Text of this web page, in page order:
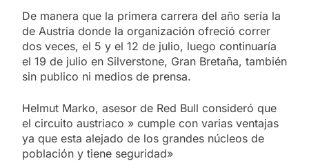
De manera que la primera carrera del año sería la
de Austria donde la organización ofreció correr
dos veces, el 5 y el 12 de julio, luego continuaría
el 19 de julio en Silverstone, Gran Bretaña, también
sin publico ni medios de prensa.
Helmut Marko, asesor de Red Bull consideró que
el circuito austriaco » cumple con varias ventajas
ya que esta alejado de los grandes núcleos de
población y tiene seguridad»